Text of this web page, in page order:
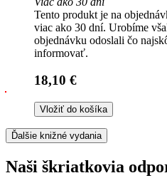
Tento produkt je na
viac ako 30 dní. Urobíme
objednávku odoslali čo
informovať.
18,10 €
Vložiť do košíka
Ďalšie knižné vydania
Naši škriatkovia